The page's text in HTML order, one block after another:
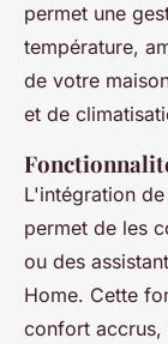
permet une
température,
de votre
et de
L'intégration de
permet de les
ou des
Home. Cette
confort accrus,